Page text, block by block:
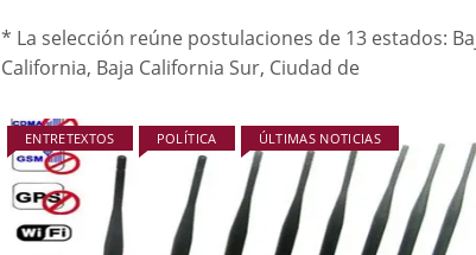
* La selección reúne postulaciones de 13 estados:
California, Baja California Sur, Ciudad de
ENTRETEXTOS POLÍTICA ÚLTIMAS NOTICIAS